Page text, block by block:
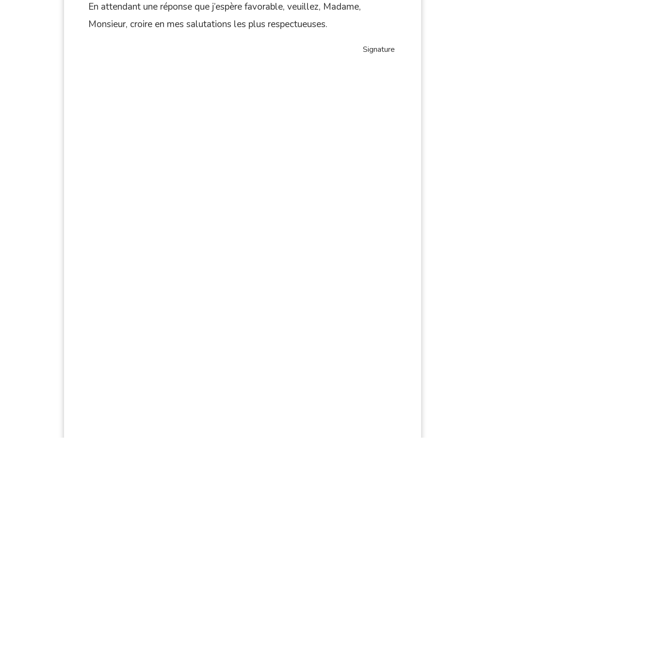
En attendant une réponse que j’espère favorable, veuillez, Madame,
Monsieur, croire en mes salutations les plus respectueuses.
Signature